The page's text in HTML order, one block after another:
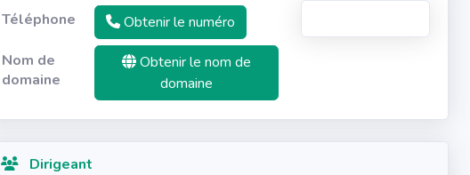
Téléphone
Obtenir le numéro
Nom de
domaine
Obtenir le nom de
domaine
Dirigeant